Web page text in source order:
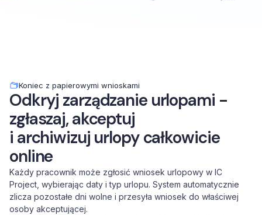
Koniec z papierowymi wnioskami
Odkryj zarządzanie urlopami -
zgłaszaj, akceptuj
i archiwizuj urlopy całkowicie
online
Każdy pracownik może zgłosić wniosek urlopowy w IC
Project, wybierając daty i typ urlopu. System automatycznie
zlicza pozostałe dni wolne i przesyła wniosek do właściwej
osoby akceptującej.